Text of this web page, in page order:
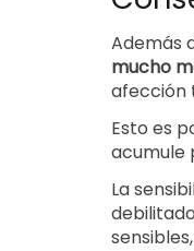
Además
mucho
afección
Esto es
acumule
La